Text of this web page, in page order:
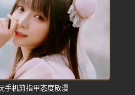
手机剪指甲态度散漫